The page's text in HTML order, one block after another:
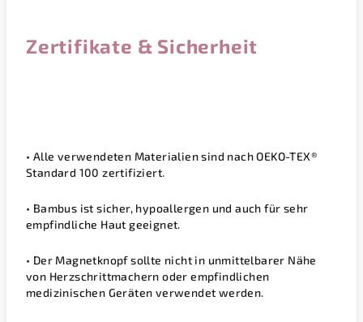
Zertifikate & Sicherheit
• Alle verwendeten Materialien sind nachOEKO-TEX®
Standard 100 zertifiziert.
• Bambus ist sicher, hypoallergen und auch für sehr
empfindliche Haut geeignet.
• Der Magnetknopf sollte nicht in unmittelbarer Nähe
von Herzschrittmachern oder empfindlichen
medizinischen Geräten verwendet werden.